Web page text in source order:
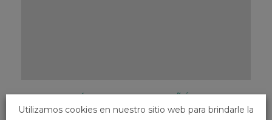
DÍA MUNDIAL DEL RIÑÓN
11 marzo 2021
Utilizamos cookies en nuestro sitio web para brindarle la